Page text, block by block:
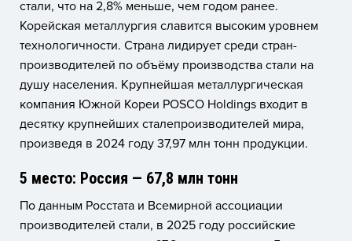
стали, что на 2,8% меньше, чем годом ранее.
Корейская металлургия славится высоким уровнем
технологичности. Страна лидирует среди стран-
производителей по объёму производства стали на
душу населения. Крупнейшая металлургическая
компания Южной Кореи POSCO Holdings входит в
десятку крупнейших сталепроизводителей мира,
произведя в 2024 году 37,97 млн тонн продукции.
5 место: Россия — 67,8 млн тонн
По данным Росстата и Всемирной ассоциации
производителей стали, в 2025 году российские